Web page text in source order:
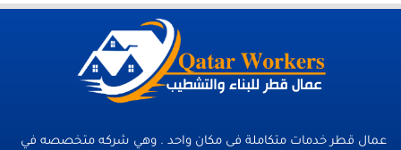
عمال قطر خدمات متكاملة فى مكان واحد . وهي شركه متخصصه في